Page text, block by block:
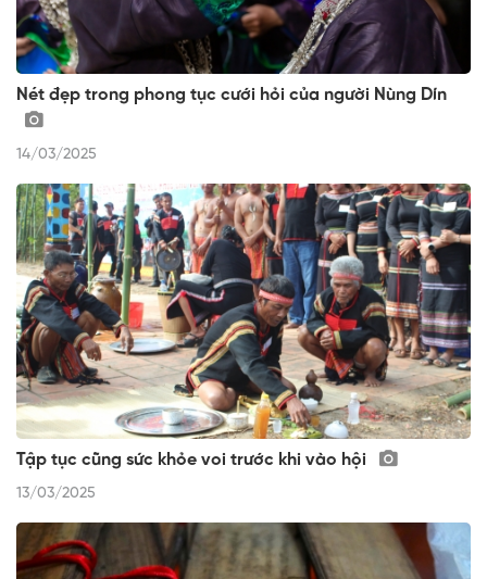
Nét đẹp trong phong tục cưới hỏi của người Nùng Dín
14/03/2025
Tập tục cũng sức khỏe voi trước khi vào hội
13/03/2025